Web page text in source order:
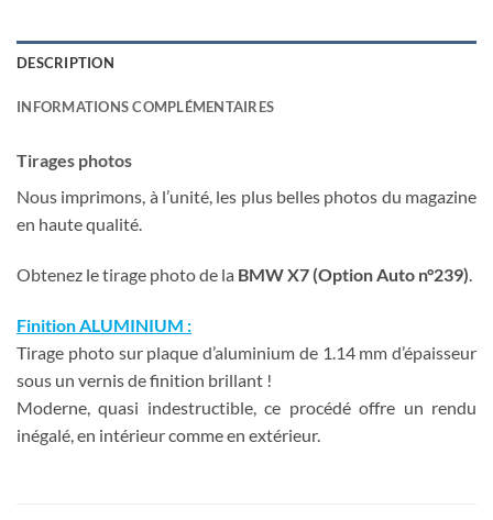
DESCRIPTION
INFORMATIONS COMPLÉMENTAIRES
Tirages photos
Nous imprimons, à l’unité, les plus belles photos du magazine
en haute qualité.
Obtenez le tirage photo de la BMW X7 (Option Auto n°239)
Finition ALUMINIUM :
Tirage photo sur plaque d’aluminium de 1.14 mm d’épaisseur
sous un vernis de finition brillant !
Moderne, quasi indestructible, ce procédé offre un rendu
inégalé, en intérieur comme en extérieur.